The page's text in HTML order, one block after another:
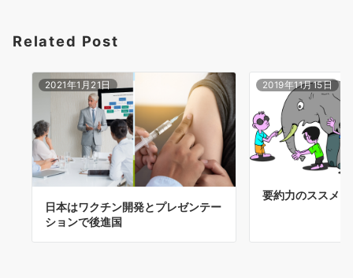
Related Post
2021年1月21日
日本はワクチン開発とプレゼンテー
ションで後進国
2019年11月15日
要約力のススメ